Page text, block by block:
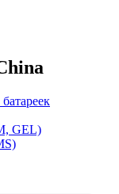
GEL)